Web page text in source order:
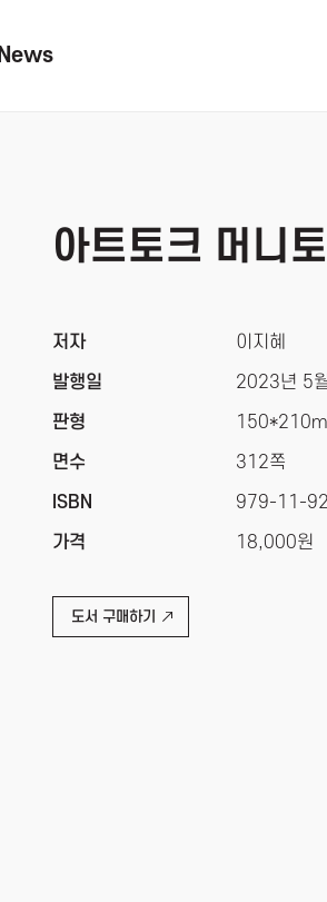
News
아트토크 머니
저자
발행일
판형
면수
ISBN
가격
이지혜
2023년 5
312쪽
979-11-
18,000원
도서 구매하기